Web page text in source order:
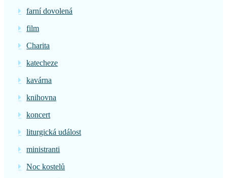
farní dovolená
film
Charita
katecheze
kavárna
knihovna
koncert
liturgická událost
ministranti
Noc kostelů